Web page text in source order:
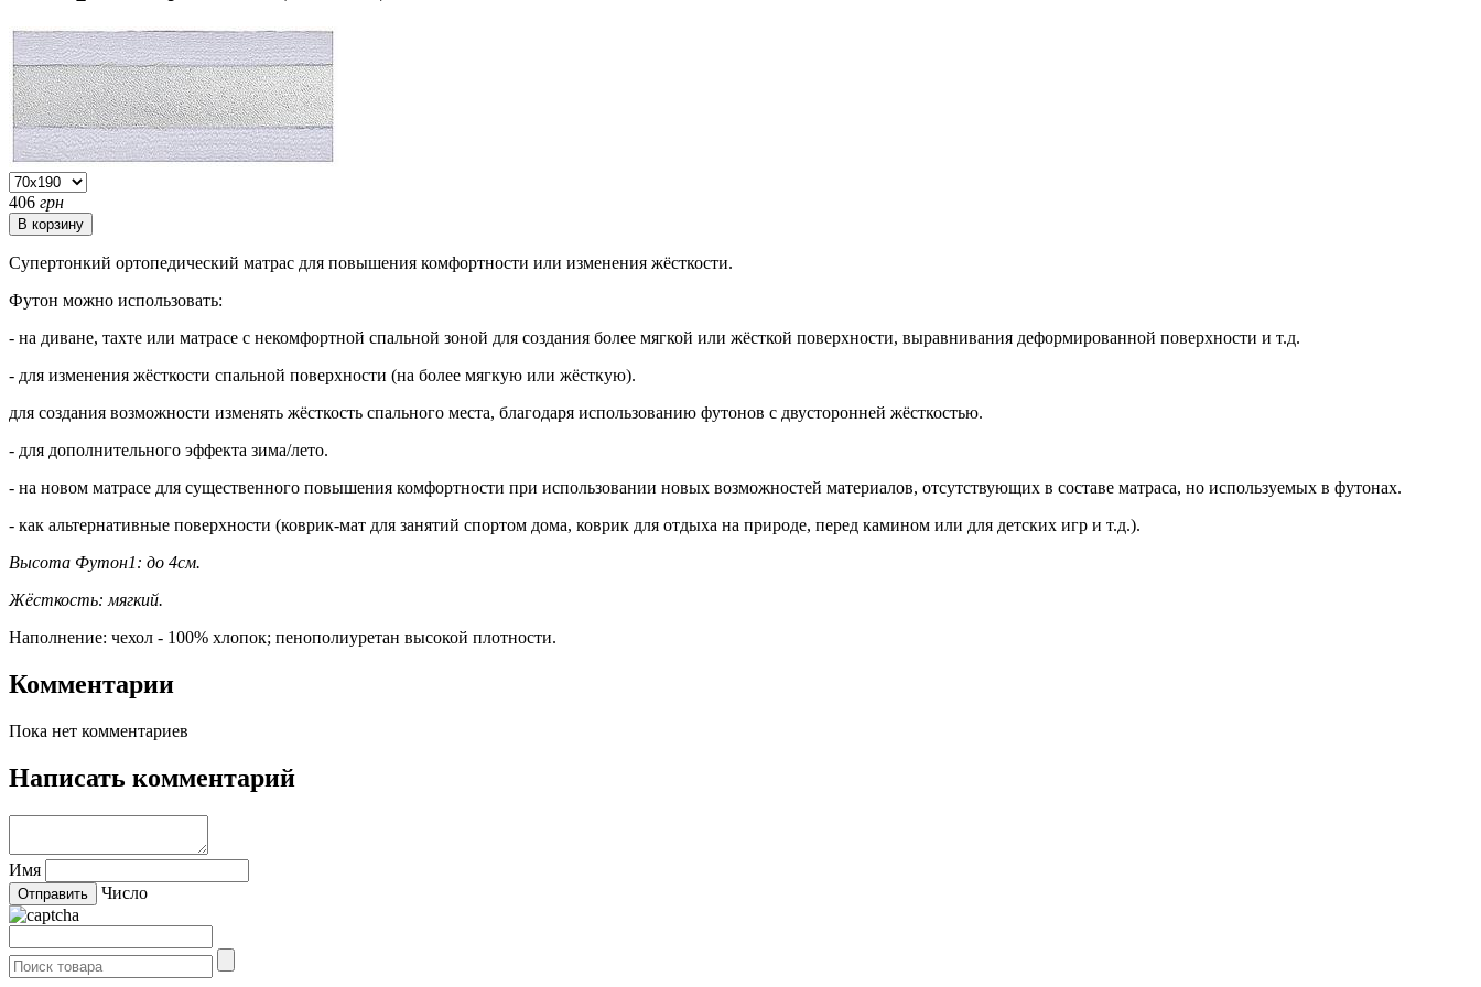
406 грн
Супертонкий ортопедический матрас для повышения комфортности или изменения жёсткости.
Футон можно использовать:
- на диване, тахте или матрасе с некомфортной спальной зоной для создания более мягкой или жёсткой поверхности, выравнивания деформированной поверхности и т.д.
- для изменения жёсткости спальной поверхности (на более мягкую или жёсткую).
для создания возможности изменять жёсткость спального места, благодаря использованию футонов с двусторонней жёсткостью.
- для дополнительного эффекта зима/лето.
- на новом матрасе для существенного повышения комфортности при использовании новых возможностей материалов, отсутствующих в составе матраса, но используемых в футонах.
- как альтернативные поверхности (коврик-мат для занятий спортом дома, коврик для отдыха на природе, перед камином или для детских игр и т.д.).
Высота Футон1: до 4см.
Жёсткость: мягкий.
Наполнение: чехол - 100% хлопок; пенополиуретан высокой плотности.
Комментарии
Пока нет комментариев
Написать комментарий
Имя
Число